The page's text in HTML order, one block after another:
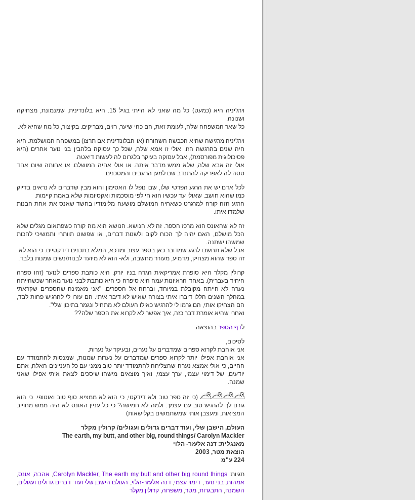
וירג'יניה היא (כמעט) כל מה שאני לא הייתי בגיל 15. היא בלונדינית, שמנמונת, מצחיקה
ושנונה.
כל שאר המשפחה שלה, לעומת זאת, הם כהי שיער, רזים, מבריקים. בקיצור, כל מה שהיא לא.
וירג'יניה מרגישה שהיא הכבשה השחורה (או הבלונדינית אם תרצו) במשפחה המושלמת. היא
חיה שנים בהרגשה הזו. אולי זו אמא שלה, שכל כך עסוקה בלהבין בני נוער אחרים (היא
פסיכולוגית מפורסמת), אבל עסוקה בעיקר בלגרום לה לעשות דיאטה.
אולי זה אבא שלה, שלא ממש מדבר איתה. או אולי אחיה המושלם. או אחותה שיום אחד
טסה לה לאפריקה להתנדב שם למען הרעבים והמסכנים.
לכל אדם יש את הרגע הפרטי שלו, שבו נופל לו האסימון והוא מבין שדברים לא נראים בדיוק
כמו שהוא חושב. שאולי עד עכשיו הוא חי לפי מוסכמות ואקסיומות שלא באמת קיימות.
הרגע הזה קורה למרגרט כשאחיה המושלם מושעה מלימודיו בחשד שאנס את אחת הבנות
שלמדו איתו.
זה לא שהאונס הוא מרכז הספר. זה לא הנושא. הנושא הוא מה קורה כשפתאום מגלים שלא
הכל מושלם, האם יהיה לך הכוח לקום ולשנות דברים, או שפשוט תוותרי ותמשיכי לחכות
שמשהו ישתנה.
אבל שלא תחשבו לרגע שמדובר כאן בספר עצוב ומדכא, המלא בתכנים דידקטיים. כי הוא לא.
זה ספר שהוא מצחיק, מדמיע, מעורר מחשבה, ולא- הוא לא מיועד לבנות/נשים שמנות בלבד.
קרולין מקלר היא סופרת אמריקאית הגרה בניו יורק. היא כותבת ספרים לנוער (זהו ספרה
היחיד בעברית). באחד הראיונות עמה היא סיפרה כי היא כותבת לבני נוער מאחר שכשהייתה
נערה לא הייתה מקובלת במיוחד, וברחה אל הספרים. "אני מאמינה שהספרים שקראתי
במהלך השנים הללו דיברו איתי בצורה שאיש לא דיבר איתי. הם עזרו לי להרגיש פחות לבד,
הם הצחיקו אותי, הם גרמו לי להרגיש כאילו העולם לא מתחיל ונגמר בתיכון שלי".
ואחרי שהיא אומרת דבר כזה, איך אפשר לא לקרוא את הספר שלה??
לדף הספר בהוצאה.
לסיכום,
אני אוהבת לקרוא ספרים שמדברים על נערים, ובעיקר על נערות.
אני אוהבת אפילו יותר לקרוא ספרים שמדברים על נערות שמנות, שמנסות להתמודד עם
החיים, כי אולי אמצא נערה שהצליחה להתמודד יותר טוב ממני עם כל העניינים האלה, אתם
יודעים, של דימוי עצמי, ערך עצמי, ואיך מוצאים מישהו שיסכים לצאת איתי אפילו שאני
שמנה.
(כי זה ספר טוב ולא דידקטי, כי הוא לא ממציא סוף טוב ואוטופי. כי הוא
גורם לך להרגיש טוב עם עצמך. ולמה לא חמישה? כי כל עניין האונס לא היה ממש מחוייב
המציאות, ומעצבן אותי שמשתמשים בקלישאות)
העולם, הישבן שלי, ועוד דברים גדולים ועגולים/ קרולין מקלר
The earth, my butt, and other big, round things/ Carolyn Mackler
מאנגלית: דנה אלעזר- הלוי
הוצאת מטר, 2003
224 ע"מ
תגיות:
Carolyn Mackler, The earth my butt and other big round things
, אהבה, אונס,
אמהות,בני נוער, דימוי עצמי,דנה אלעזר-הלוי, העולם הישבן שלי ועוד דברים גדולים ועגולים,
השמנה, התבגרות, מטר, משפחה, קרולין מקלר